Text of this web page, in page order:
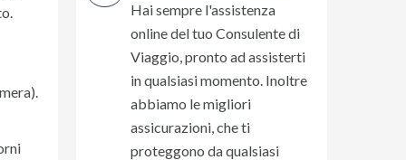
Hai sempre l'assistenza
online del tuo Consulente di
Viaggio, pronto ad assisterti
in qualsiasi momento. Inoltre
abbiamo le migliori
assicurazioni, che ti
proteggono da qualsiasi